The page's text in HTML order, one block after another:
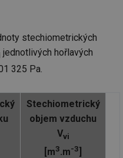
stechiometrických
jednotlivých hořlavých
325 Pa.
Stechiometrický
objem vzduchu
Vvi
[m3.m-3]